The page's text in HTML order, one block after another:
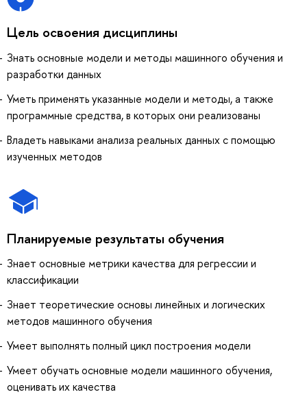
Цель освоения дисциплины
Знать основные модели и методы машинного обучения и
разработки данных
Уметь применять указанные модели и методы, а также
программные средства, в которых они реализованы
Владеть навыками анализа реальных данных с помощью
изученных методов
Планируемые результаты обучения
Знает основные метрики качества для регрессии и
классификации
Знает теоретические основы линейных и логических
методов машинного обучения
Умеет выполнять полный цикл построения модели
Умеет обучать основные модели машинного обучения,
оценивать их качества